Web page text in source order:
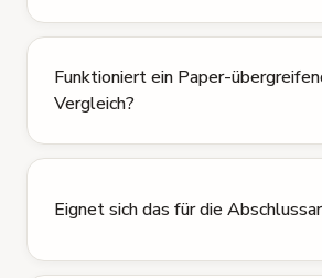
Funktioniert ein Paper-
Vergleich?
Eignet sich das für die